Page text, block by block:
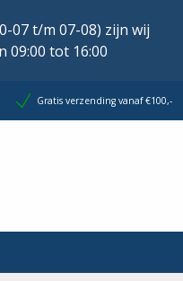
07 t/m 07-08) zijn wij
09:00 tot 16:00
Gratis verzending vanaf €100,-